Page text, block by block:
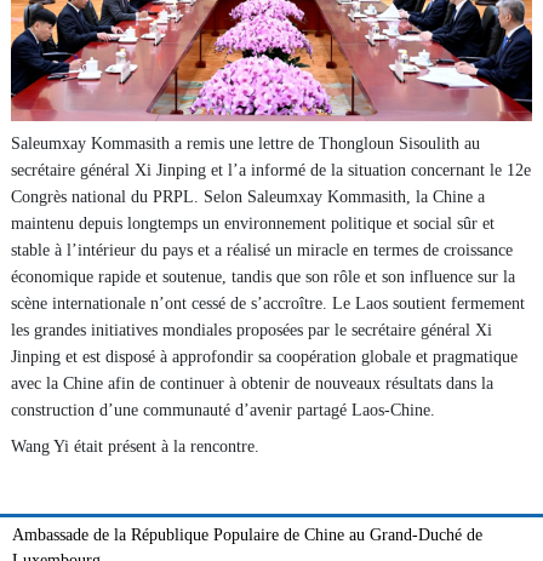
Saleumxay Kommasith a remis une lettre de Thongloun Sisoulith au
secrétaire général Xi Jinping et l’a informé de la situation concernant le 12e
Congrès national du PRPL. Selon Saleumxay Kommasith, la Chine a
maintenu depuis longtemps un environnement politique et social sûr et
stable à l’intérieur du pays et a réalisé un miracle en termes de croissance
économique rapide et soutenue, tandis que son rôle et son influence sur la
scène internationale n’ont cessé de s’accroître. Le Laos soutient fermement
les grandes initiatives mondiales proposées par le secrétaire général Xi
Jinping et est disposé à approfondir sa coopération globale et pragmatique
avec la Chine afin de continuer à obtenir de nouveaux résultats dans la
construction d’une communauté d’avenir partagé Laos-Chine.
Wang Yi était présent à la rencontre.
Ambassade de la République Populaire de Chine au Grand-Duché de